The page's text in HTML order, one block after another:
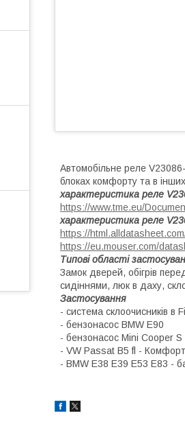
Автомобільне реле
блоках комфорту та в інших
характеристика реле
https://www.tme.eu/
характеристика реле
https://
https://eu.mouser.com/
Типові області
Замок дверей, обігрів
сидіннями, люк в даху,
Застосування
- система склоочисників в
- бензонасос BMW E90
- бензонасос Mini Cooper S
- VW Passat B5 fl -
- BMW E38 E39 E53 E83 -